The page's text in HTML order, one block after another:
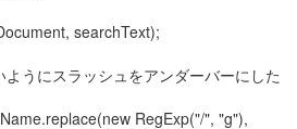
searchText);
うにスラッシュをアンダーバーにした
RegExp("/", "g"),